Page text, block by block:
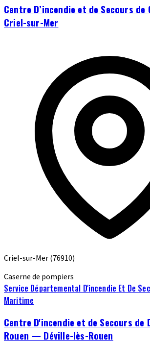
Centre D’incendie et de Secours
Criel-sur-Mer
Criel-sur-Mer(76910)
Caserne de pompiers
Service Départemental D'incendie Et De
Maritime
Centre D'incendie et de Secours de
Rouen — Déville-lès-Rouen